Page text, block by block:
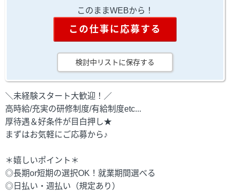
このままWEBから！
この仕事に応募する
検討中リストに保存する
＼未経験スタート大歓迎！／
高時給/充実の研修制度/有給制度etc...
厚待遇＆好条件が目白押し★
まずはお気軽にご応募から♪
＊嬉しいポイント＊
◎長期or短期の選択OK！就業期間選べる
◎日払い・週払い（規定あり）